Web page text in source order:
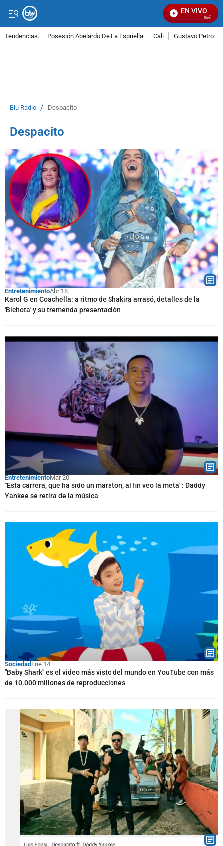
EN VIVO
Señal
Tendencias: Posesión Abelardo De La Espriella Cali Gustavo Petro
Blu Radio / Despacito
Despacito
EntretenimientoAbr 18
Karol G en Coachella: a ritmo de Shakira arrasó, detalles de la
'Bichota' y su tremenda presentación
EntretenimientoMar 20
"Esta carrera, que ha sido un maratón, al fin veo la meta”: Daddy
Yankee se retira de la música
SociedadEne 14
"Baby Shark" es el video más visto del mundo en YouTube con más
de 10.000 millones de reproducciones